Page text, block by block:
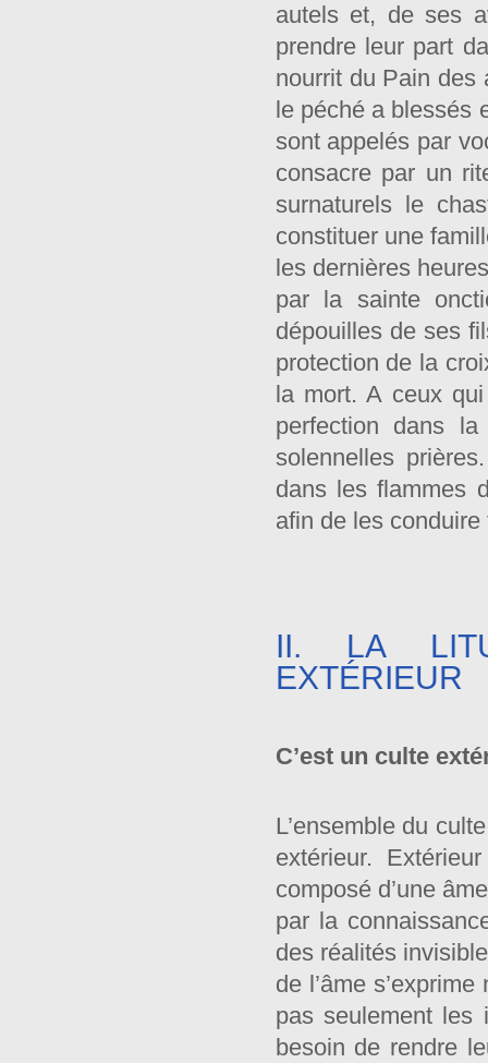
autels et, de ses
prendre leur part
nourrit du Pain des
le péché a blessés
sont appelés par
consacre par un
surnaturels le
constituer une
les dernières
par la sainte
dépouilles de ses
protection de la
la mort. A ceux
perfection dans
solennelles
dans les flammes
afin de les conduire
II. LA
EXTÉRIEUR
C’est un culte
L’ensemble du
extérieur.
composé d’une
par la
des réalités
de l’âme
pas seulement les
besoin de rendre